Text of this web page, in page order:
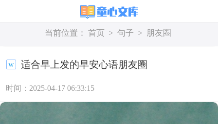
当前位置： 首页 > 句子 > 朋友圈
适合早上发的早安心语朋友圈
时间：2025-04-17 06:33:15